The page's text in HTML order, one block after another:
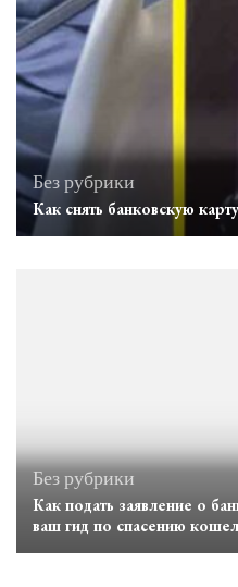
Без рубрики
Как снять банковскую
Без рубрики
Как подать заявление о
ваш гид по спасению